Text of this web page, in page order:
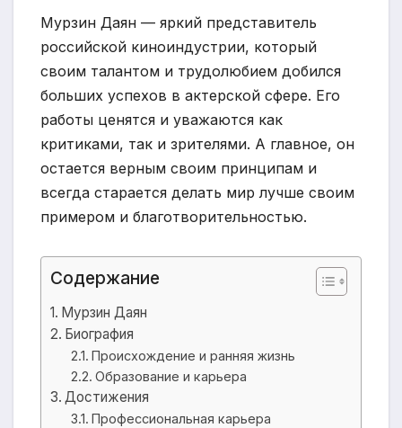
Мурзин Даян — яркий представитель
российской киноиндустрии, который
своим талантом и трудолюбием добился
больших успехов в актерской сфере. Его
работы ценятся и уважаются как
критиками, так и зрителями. А главное, он
остается верным своим принципам и
всегда старается делать мир лучше своим
примером и благотворительностью.
Содержание
Мурзин Даян
Биография
Происхождение и ранняя жизнь
Образование и карьера
Достижения
Профессиональная карьера